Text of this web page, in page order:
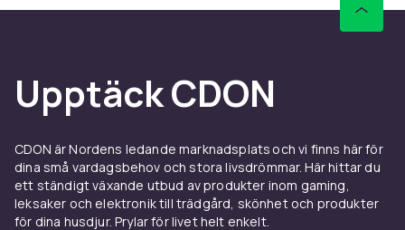
Upptäck CDON
CDON är Nordens ledande marknadsplats och vi finns här för
dina små vardagsbehov och stora livsdrömmar. Här hittar du
ett ständigt växande utbud av produkter inom gaming,
leksaker och elektronik till trädgård, skönhet och produkter
för dina husdjur. Prylar för livet helt enkelt.